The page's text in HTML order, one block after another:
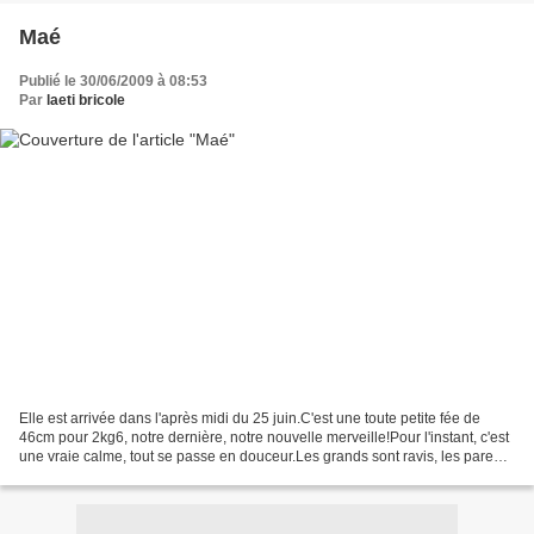
Maé
Publié le 30/06/2009 à 08:53
Par laeti bricole
Elle est arrivée dans l'après midi du 25 juin.C'est une toute petite fée de
46cm pour 2kg6, notre dernière, notre nouvelle merveille!Pour l'instant, c'est
une vraie calme, tout se passe en douceur.Les grands sont ravis, les parents